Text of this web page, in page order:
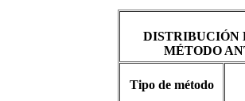
DISTRIBUCIÓN
MÉTODO
Tipo de método